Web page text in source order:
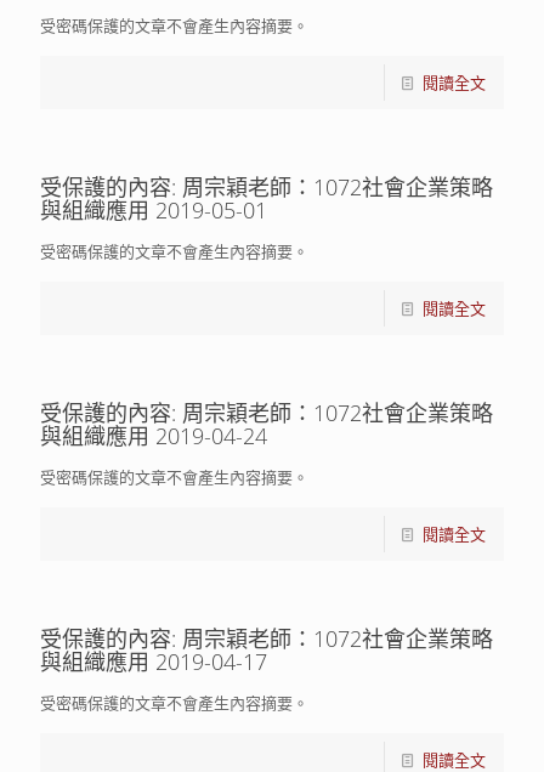
受密碼保護的文章不會產生內容摘要。
閱讀全文
受保護的內容: 周宗穎老師：1072社會企業策略
與組織應用 2019-05-01
受密碼保護的文章不會產生內容摘要。
閱讀全文
受保護的內容: 周宗穎老師：1072社會企業策略
與組織應用 2019-04-24
受密碼保護的文章不會產生內容摘要。
閱讀全文
受保護的內容: 周宗穎老師：1072社會企業策略
與組織應用 2019-04-17
受密碼保護的文章不會產生內容摘要。
閱讀全文